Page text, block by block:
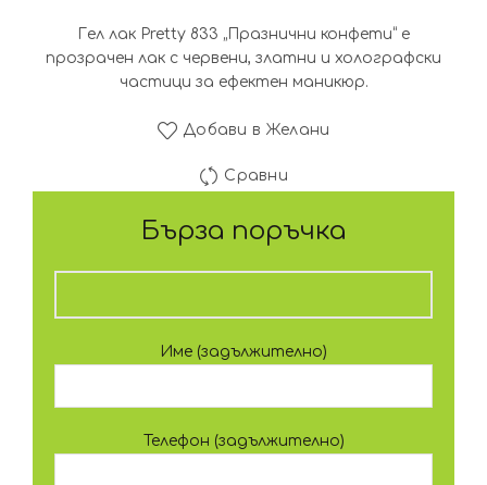
Гел лак Pretty 833 „Празнични конфети“ е
прозрачен лак с червени, златни и холографски
частици за ефектен маникюр.
Добави в Желани
Сравни
Бърза поръчка
Име (задължително)
Телефон (задължително)